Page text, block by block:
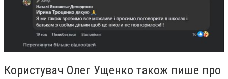
Користувач Олег Ущенко також пише про